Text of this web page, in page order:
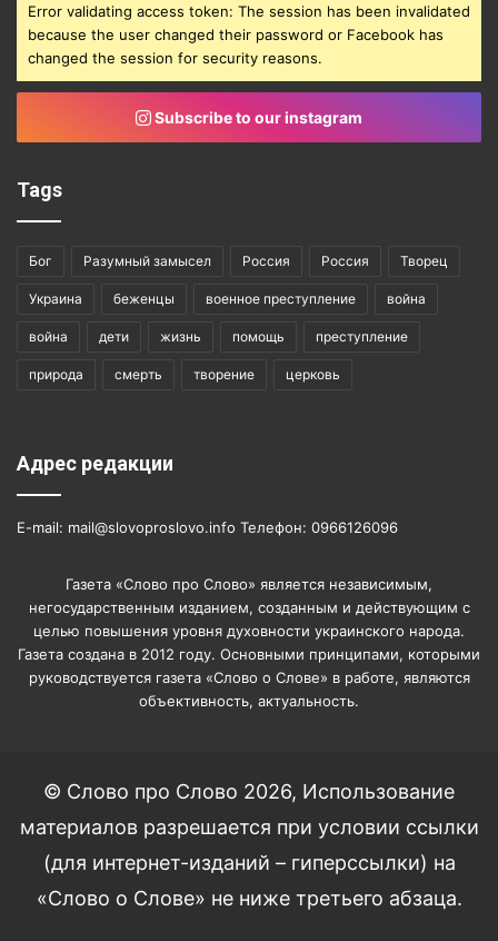
Error validating access token: The session has been invalidated
because the user changed their password or Facebook has
changed the session for security reasons.
Subscribe to our instagram
Tags
Бог Разумный замысел Россия Россия Творец
Украина беженцы военное преступление война
война дети жизнь помощь преступление
природа смерть творение церковь
Адрес редакции
E-mail: mail@slovoproslovo.info Телефон: 0966126096
Газета «Слово про Слово» является независимым,
негосударственным изданием, созданным и действующим с
целью повышения уровня духовности украинского народа.
Газета создана в 2012 году. Основными принципами, которыми
руководствуется газета «Слово о Слове» в работе, являются
объективность, актуальность.
© Слово про Слово 2026, Использование
материалов разрешается при условии ссылки
(для интернет-изданий – гиперссылки) на
«Слово о Слове» не ниже третьего абзаца.